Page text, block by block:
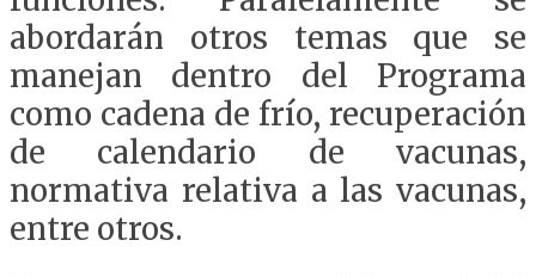
abordarán otros temas que se
manejan dentro del Programa
como cadena de frío, recuperación
de calendario de vacunas,
normativa relativa a las vacunas,
entre otros.